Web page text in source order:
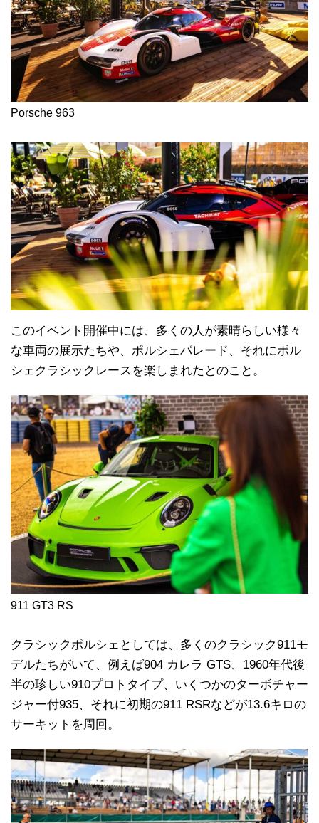
Porsche 963
このイベント開催中には、多くの人が素晴らしい様々
な車両の展示たちや、ポルシェパレード、それにポル
シェクラシックレースを楽しまれたとのこと。
911 GT3 RS
クラシックポルシェとしては、多くのクラシック911モ
デルたちがいて、例えば904 カレラ GTS、1960年代後
半の珍しい910プロトタイプ、いくつかのターボチャー
ジャー付935、それに初期の911 RSRなどが13.6キロの
サーキットを周回。